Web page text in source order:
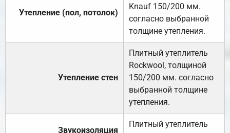
Утепление (пол, потолок)
Knauf 150/200 мм.
согласно выбранной
толщине утепления.
Утепление стен
Плитный утеплитель
Rockwool, толщиной
150/200 мм. согласно
выбранной толщине
утепления.
Звукоизоляция
Плитный утеплитель